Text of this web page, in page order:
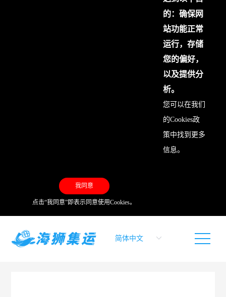
的：确保网
站功能正常
运行，存储
您的偏好，
以及提供分
析。
您可以在我们
的Cookies政
策中找到更多
信息。
我同意
点击“我同意”即表示同意使用Cookies。